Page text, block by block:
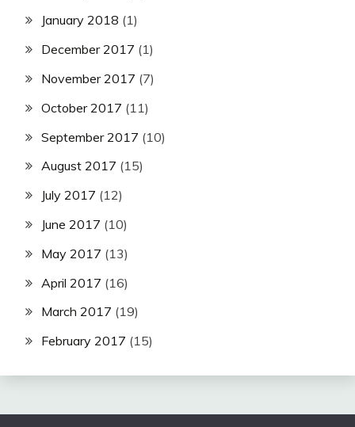
January 2018 (1)
December 2017 (1)
November 2017 (7)
October 2017 (11)
September 2017 (10)
August 2017 (15)
July 2017 (12)
June 2017 (10)
May 2017 (13)
April 2017 (16)
March 2017 (19)
February 2017 (15)